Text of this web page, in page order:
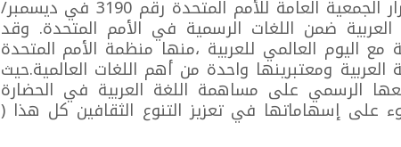
للاحتفاء بيومها العالمي وفق قرار الجمعية العامة للأمم المتحدة رقم 3190 في ديسمبر/
بإدخال اللغة العربية ضمن اللغات الرسمية في الأمم المتحدة. وقد
اليوم العالمي للعربية ،منها منظمة الأمم المتحدة
ومعتبرينها واحدة من أهم اللغات العالمية.حيث
الرسمي على مساهمة اللغة العربية في الحضارة
على إسهاماتها في تعزيز التنوع الثقافين كل هذا (